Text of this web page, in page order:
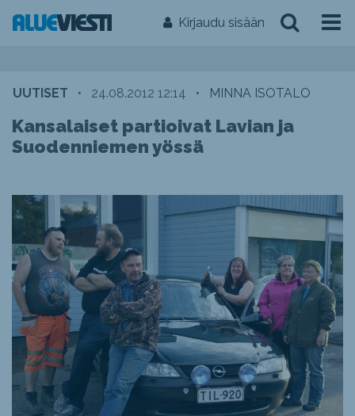
Kirjaudu sisään
UUTISET • 24.08.2012 12:14 • MINNA ISOTALO
Kansalaiset partioivat Lavian ja
Suodenniemen yössä